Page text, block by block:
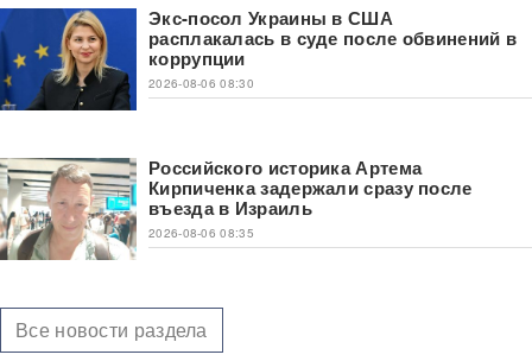
Экс-посол Украины в США
расплакалась в суде после обвинений в
коррупции
2026-08-06 08:30
Российского историка Артема
Кирпиченка задержали сразу после
въезда в Израиль
2026-08-06 08:35
Все новости раздела